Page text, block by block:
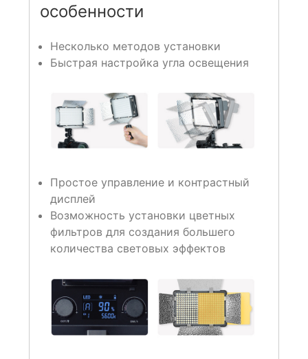
особенности
Несколько методов установки
Быстрая настройка угла освещения
Простое управление и контрастный
дисплей
Возможность установки цветных
фильтров для создания большего
количества световых эффектов